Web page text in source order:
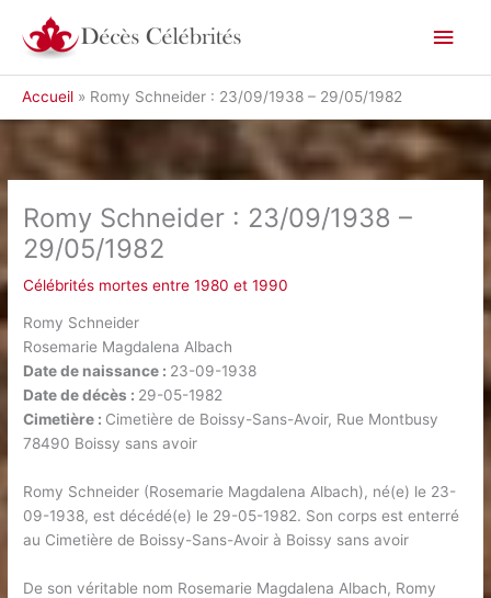
contenu
Accueil Romy Schneider : 23/09/1938 – 29/05/1982
Romy Schneider : 23/09/1938 –
29/05/1982
Célébrités mortes entre 1980 et 1990
Romy Schneider
Rosemarie Magdalena Albach
Date de naissance : 23-09-1938
Date de décès : 29-05-1982
Cimetière : Cimetière de Boissy-Sans-Avoir, Rue Montbusy
78490 Boissy sans avoir
Romy Schneider (Rosemarie Magdalena Albach), né(e) le 23-
09-1938, est décédé(e) le 29-05-1982. Son corps est enterré
au Cimetière de Boissy-Sans-Avoir à Boissy sans avoir
De son véritable nom Rosemarie Magdalena Albach, Romy